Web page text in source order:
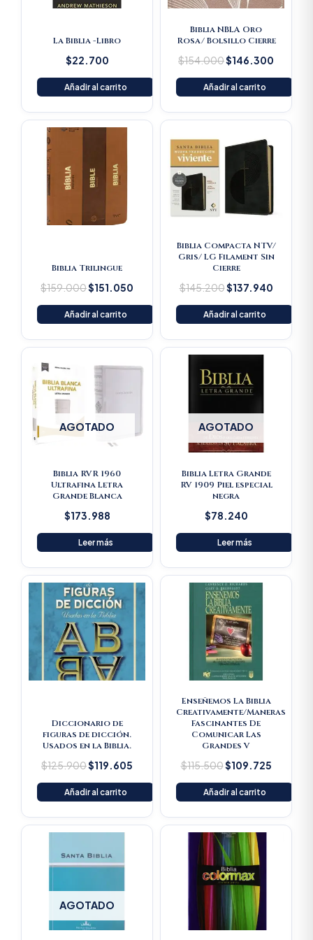
La Biblia -Libro
$22.700
Añadir al carrito
Biblia NBLA Oro
Rosa/ Bolsillo Cierre
$154.000$146.300
Añadir al carrito
Biblia Trilingue
$159.000
Original
$159.000.
$151.050
Current
$151.050.
Añadir al carrito
Biblia Compacta NTV/
Gris/ LG Filament Sin
Cierre
$145.200
was:
$145.200.
$137.940
Current
is:
Añadir al carrito
AGOTADO
Biblia RVR 1960
Ultrafina Letra
Grande Blanca
$173.988
Leer más
AGOTADO
Biblia Letra Grande
RV 1909 Piel especial
negra
$78.240
Leer más
Diccionario de
figuras de dicción.
Usados en la Biblia.
$125.900
Original
price
was:
$125.900.
$119.605
Current
price
Añadir al carrito
Enseñemos La Biblia
Creativamente/Maneras
Fascinantes De
Comunicar Las
Grandes V
$115.500
Original
price
was:
$115.500.
$109.725
Current
Añadir al carrito
AGOTADO